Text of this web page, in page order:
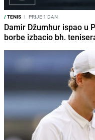
/TENIS I PRIJE 1 DAN
Damir Džumhur ispao u
borbe izbacio bh.